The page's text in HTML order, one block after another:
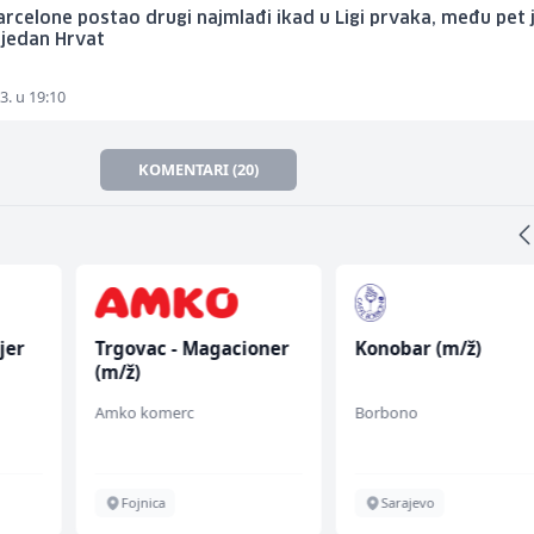
postao drugi najmlađi ikad u Ligi prvaka, među pet
Hrvat
u 19:10
KOMENTARI (20)
Konobar (m/ž)
Borbono
Sarajevo
Accounting
Jitasa
Više lokacija